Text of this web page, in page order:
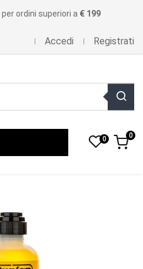
per ordini superiori a € 199
Accedi Registrati
0 0